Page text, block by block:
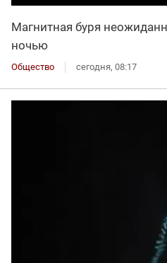
Магнитная буря
ночью
Общество сегодня, 08:17